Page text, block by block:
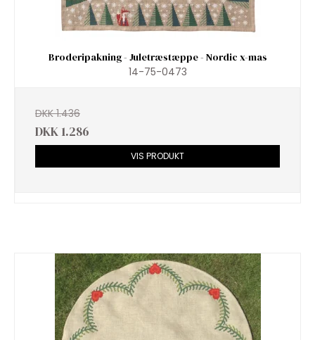
Broderipakning - Juletræstæppe - Nordic x-mas
14-75-0473
DKK 1.436
DKK 1.286
VIS PRODUKT